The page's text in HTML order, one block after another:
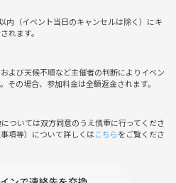
きましょう
酒を少々ご用意いたします
ス、お酒はビール、缶チューハイ、カ
予定です
せん✨お酒が飲める方も飲めない方
ょう！
別を行い設営した機材を撤収します
内（イベント当日のキャンセルは除く）にキ
れます。
よび天候不順など主催者の判断によりイベン
その場合、参加料金は全額返金されます。
ついては双方同意のうえ慎重に行ってくださ
項等）について詳しくはこちらをご覧くださ